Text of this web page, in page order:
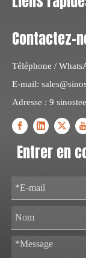
Contactez-
Téléphone /
E-mail:
Adresse : 9
Entrer en